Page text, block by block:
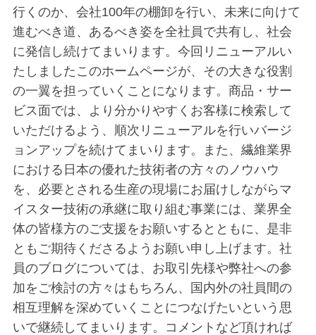
行くのか、会社100年の棚卸を行い、未来に向けて
進むべき道、あるべき姿を全社員で共有し、社会
に発信し続けてまいります。今回リニューアルい
たしましたこのホームページが、その大きな役割
の一翼を担っていくことになります。商品・サー
ビス面では、より分かりやすくお客様に検索して
いただけるよう、順次リニューアルを行いバージ
ョンアップを続けてまいります。また、繊維業界
における日本の優れた技術者の方々のノウハウ
を、必要とされる生産の現場にお届けしながらマ
イスター技術の承継に取り組む事業には、業界全
体の皆様方のご支援をお願いするとともに、是非
ともご期待くださるようお願い申し上げます。社
員のブログについては、お取引先様や弊社への参
加をご検討の方々はもちろん、国内外の社員間の
相互理解を深めていくことにつなげたいという思
いで継続してまいります。コメントなど頂ければ